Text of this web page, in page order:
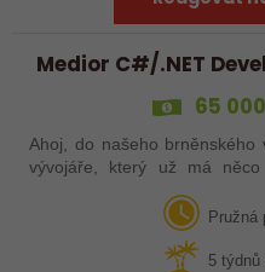
Medior C#/.NET
65
Ahoj, do našeho brněnského
vývojáře, který už má
zároveň se neztratí ve
někoho, koho baví
Pružná
5 týdnů